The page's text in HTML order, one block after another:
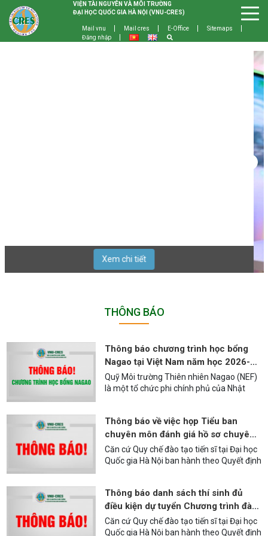
VIỆN TÀI NGUYÊN VÀ MÔI TRƯỜNG
ĐẠI HỌC QUỐC GIA HÀ NỘI (VNU-CRES)
Mail vnu Mail cres E-Office
Sitemaps
Đăng nhập
THÔNG BÁO
Thông báo chương trình học bổng
Nagao tại Việt Nam năm học 2026-
2027
Quỹ Môi trường Thiên nhiên Nagao (NEF)
là một tổ chức phi chính phủ của Nhật
nước đang phát triển. Từ năm 1995, Quỹ
NEF đã chọn Viện Tài nguyên và Môi
trường, Đại học Quốc gia Hà Nội làm cơ
quan đại diện duy nhất tại Việt Nam. Quỹ
NEF hỗ trợ tài chính cho các học viên cao
học trên cả …
Thông báo về việc họp Tiểu ban
chuyên môn đánh giá hồ sơ chuyên
môn cho các thí sinh dự tuyển
nghiên cứu sinh đợt 1 năm 2026
Căn cứ Quy chế đào tạo tiến sĩ tại Đại học
Quốc gia Hà Nội ban hành theo Quyết định
2458/QĐ-ĐHQGHN ngày 05/6/2025 của
Giám đốc Đại học Quốc gia Hà Nội; Căn cứ
Quyết định số 1959/QĐ-ĐHQGHN ngày
13/6/2018 của Giám đốc Đại học Quốc
Thông báo danh sách thí sinh đủ
điều kiện dự tuyển Chương trình đào
tạo tiến sĩ chuyên ngành Môi trường
và phát triển bền vững đợt 1 năm
Căn cứ Quy chế đào tạo tiến sĩ tại Đại học
Quốc gia Hà Nội ban hành theo Quyết định